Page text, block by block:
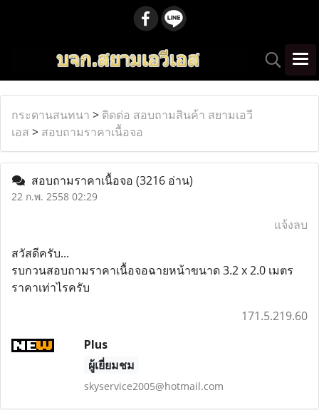
กระดานสนทนา > ติดต่อ สอบถามสินค้า สยามเอวี
เอส > สอบถามราคาเนื้อจอ
สอบถามราคาเนื้อจอ (3216 อ่าน)
22 ก.พ. 2558 02:29
แจ้งลบ
สวัสดีครับ...
รบกวนสอบถามราคาเนื้อจอฉายหน้าขนาด 3.2 x 2.0 เมตร
ราคาเท่าไรครับ
171.5.219.60
Plus
ผู้เยี่ยมชม
skyservice2005@hotmail.com